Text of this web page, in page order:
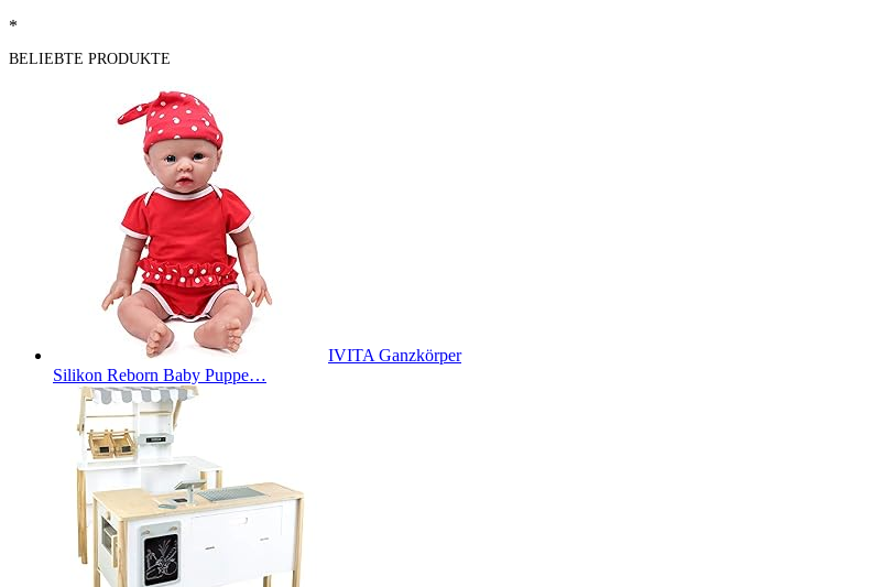
*
BELIEBTE PRODUKTE
IVITA Ganzkörper
Silikon Reborn Baby Puppe…